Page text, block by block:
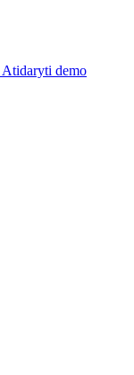
Atidaryti demo